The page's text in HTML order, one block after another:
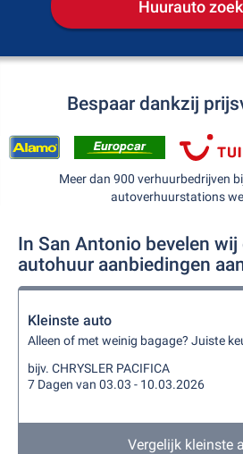
Huurauto
Bespaar dankzij
Meer dan 900 verhuurbedrijven
autoverhuurstations
In San Antonio bevelen
autohuur aanbiedingen
Kleinste auto
Alleen of met weinig bagage? Juiste
bijv. CHRYSLER PACIFICA
7 Dagen van 03.03 - 10.03.2026
Vergelijk kleinste